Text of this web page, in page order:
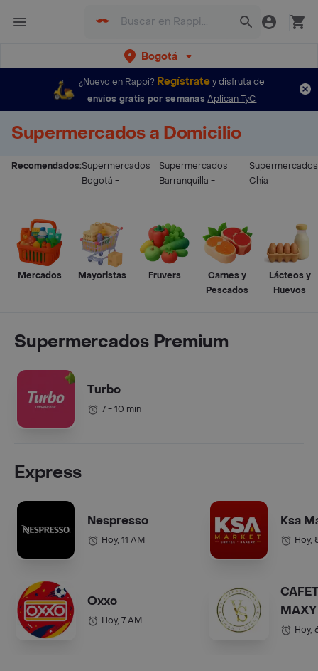
Bogotá
¿Nuevo en Rappi? Regístratey disfruta de
envíos gratis por semanas Aplican TyC
Supermercados a Domicilio
Recomendados:Supermercados
Bogotá -
Supermercados
Barranquilla -
Supermercados
Chía
Mercados Mayoristas Fruvers
Carnes y
Pescados
Lácteos y
Huevos
Supermercados Premium
Turbo
7 - 10 min
Express
Nespresso
Hoy, 11 AM
Oxxo
Hoy, 7 AM
Ksa
Hoy,
COL.).
Hoy,